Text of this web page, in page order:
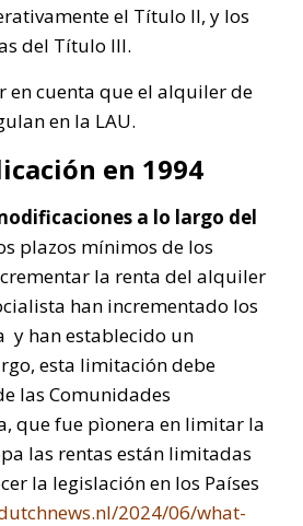
el Título II, y los
del Título III.
en cuenta que el alquiler de
en la LAU.
en 1994
a lo largo del
plazos mínimos de los
la renta del alquiler
han incrementado los
y han establecido un
esta limitación debe
las Comunidades
que fue pìonera en limitar la
las rentas están limitadas
la legislación en los Países
2024/06/what-